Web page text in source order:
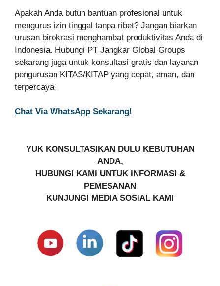
Apakah Anda butuh bantuan profesional untuk
mengurus izin tinggal tanpa ribet? Jangan biarkan
urusan birokrasi menghambat produktivitas Anda di
Indonesia. Hubungi PT Jangkar Global Groups
sekarang juga untuk konsultasi gratis dan layanan
pengurusan KITAS/KITAP yang cepat, aman, dan
terpercaya!
Chat Via WhatsApp Sekarang!
YUK KONSULTASIKAN DULU KEBUTUHAN
ANDA,
HUBUNGI KAMI UNTUK INFORMASI &
PEMESANAN
KUNJUNGI MEDIA SOSIAL KAMI